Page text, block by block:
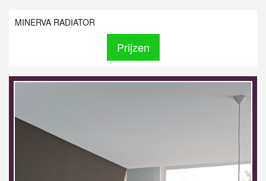
MINERVA RADIATOR
Prijzen